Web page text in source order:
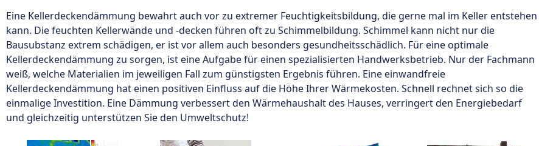
Eine Kellerdeckendämmung bewahrt auch vor zu extremer Feuchtigkeitsbildung, die gerne mal im Keller entstehen
kann. Die feuchten Kellerwände und -decken führen oft zu Schimmelbildung. Schimmel kann nicht nur die
Bausubstanz extrem schädigen, er ist vor allem auch besonders gesundheitsschädlich. Für eine optimale
Kellerdeckendämmung zu sorgen, ist eine Aufgabe für einen spezialisierten Handwerksbetrieb. Nur der Fachmann
weiß, welche Materialien im jeweiligen Fall zum günstigsten Ergebnis führen. Eine einwandfreie
Kellerdeckendämmung hat einen positiven Einfluss auf die Höhe Ihrer Wärmekosten. Schnell rechnet sich so die
einmalige Investition. Eine Dämmung verbessert den Wärmehaushalt des Hauses, verringert den Energiebedarf
und gleichzeitig unterstützen Sie den Umweltschutz!